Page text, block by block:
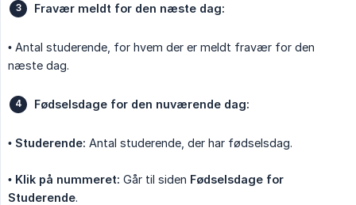
Fravær meldt for den næste dag:
• Antal studerende, for hvem der er meldt fravær for den
næste dag.
Fødselsdage for den nuværende dag:
• Studerende: Antal studerende, der har fødselsdag.
• Klik på nummeret: Går til siden Fødselsdage for
Studerende.